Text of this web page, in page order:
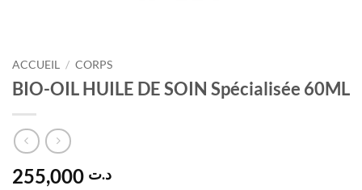
ACCUEIL / CORPS
BIO-OIL HUILE DE SOIN Spécialisée 60ML
د.ت